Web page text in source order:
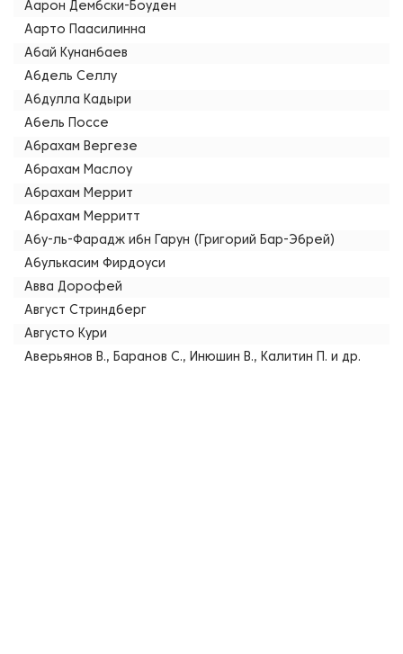
Аарон Дембски-Боуден
Аарто Паасилинна
Абай Кунанбаев
Абдель Селлу
Абдулла Кадыри
Абель Поссе
Абрахам Вергезе
Абрахам Маслоу
Абрахам Меррит
Абрахам Мерритт
Абу-ль-Фарадж ибн Гарун (Григорий Бар-Эбрей)
Абулькасим Фирдоуси
Авва Дорофей
Август Стриндберг
Августо Кури
Аверьянов В., Баранов С., Инюшин В., Калитин П. и др.